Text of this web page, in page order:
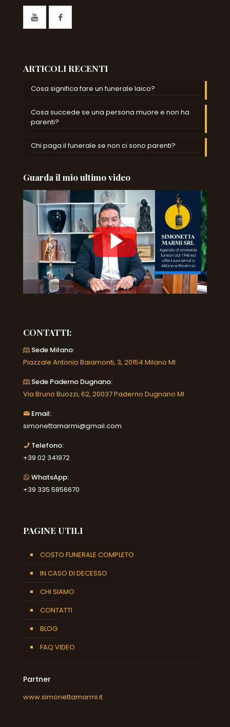
ARTICOLI RECENTI
Cosa significa fare un funerale laico?
Cosa succede se una persona muore e non ha
parenti?
Chi paga il funerale se non ci sono parenti?
Guarda il mio ultimo video
CONTATTI:
Sede Milano:
Piazzale Antonio Baiamonti, 3, 20154 Milano MI
Sede Paderno Dugnano:
Via Bruno Buozzi, 62, 20037 Paderno Dugnano MI
Email:
simonettamarmi@gmail.com
Telefono:
+39 02 341972
WhatsApp:
+39 335 5856670
PAGINE UTILI
COSTO FUNERALE COMPLETO
IN CASO DI DECESSO
CHI SIAMO
CONTATTI
BLOG
FAQ VIDEO
Partner
www.simonettamarmi.it